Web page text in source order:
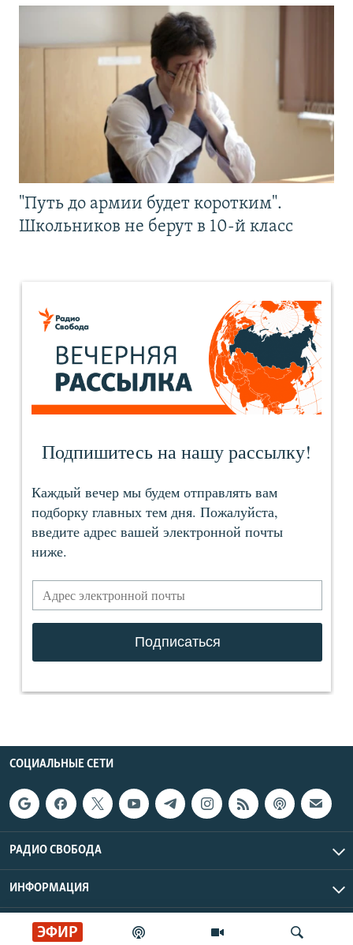
ЭФИР
"Путь до армии будет коротким".
Школьников не берут в 10-й класс
СОЦИАЛЬНЫЕ СЕТИ
РАДИО СВОБОДА
ИНФОРМАЦИЯ
Радио Свобода © 2026 RFE/RL, Inc. | Все права защищены.